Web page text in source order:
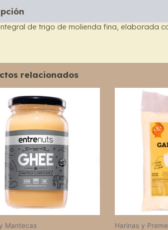
de trigo de molienda fina, elaborada
relacionados
Mantecas Harinas y